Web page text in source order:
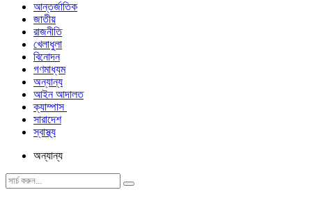
আন্তর্জাতিক
জাতীয়
রাজনীতি
খেলাধুলা
বিনোদন
গণমাধ্যম
অন্যান্য
আইন আদালত
ক্যাম্পাস
সারাদেশ
স্বাস্থ্য
অন্যান্য